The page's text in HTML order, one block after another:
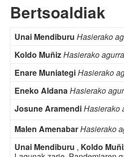
Bertsoaldiak
Unai Mendiburu Hasierako
Koldo MuñizHasierako agurra
Enare MuniategiHasierako
Eneko AldanaHasierako
Josune AramendiHasierako
Malen AmenabarHasierako
Unai Mendiburu , Koldo